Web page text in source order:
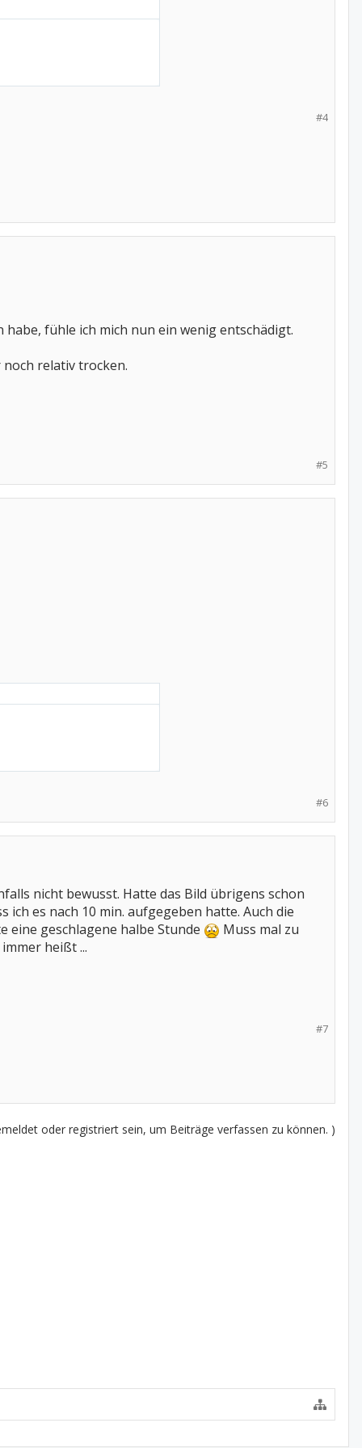
#4
fühle ich mich nun ein wenig entschädigt.
relativ trocken.
#5
#6
nicht bewusst. Hatte das Bild übrigens schon
es nach 10 min. aufgegeben hatte. Auch die
eine geschlagene halbe Stunde
Muss mal zu
heißt ...
#7
oder registriert sein, um Beiträge verfassen zu können. )